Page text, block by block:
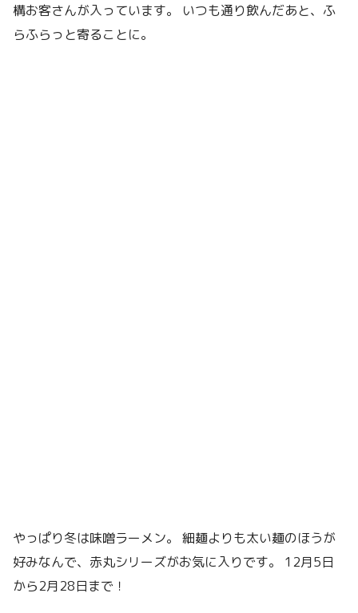
構お客さんが入っています。 いつも通り飲んだあと、ふ
らふらっと寄ることに。
やっぱり冬は味噌ラーメン。 細麺よりも太い麺のほうが
好みなんで、赤丸シリーズがお気に入りです。 12月5日
から2月28日まで！